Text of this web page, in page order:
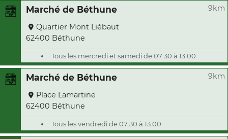
Marché de Béthune 9km
Quartier Mont Liébaut
62400 Béthune
Tous les mercredi et samedi de 07:30 à 13:00
Marché de Béthune 9km
Place Lamartine
62400 Béthune
Tous les vendredi de 07:30 à 13:00